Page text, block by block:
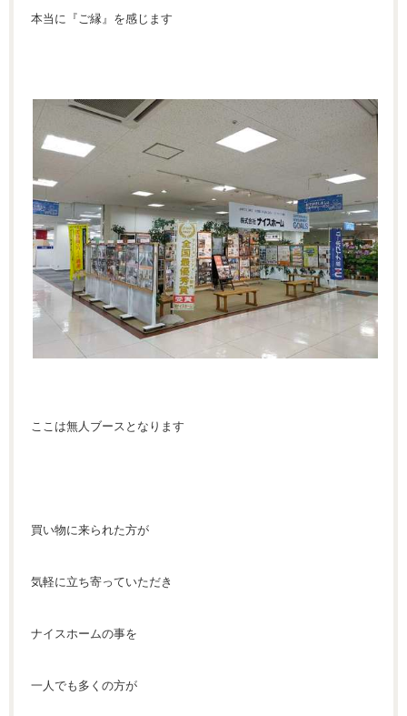
本当に『ご縁』を感じます
ここは無人ブースとなります
買い物に来られた方が
気軽に立ち寄っていただき
ナイスホームの事を
一人でも多くの方が